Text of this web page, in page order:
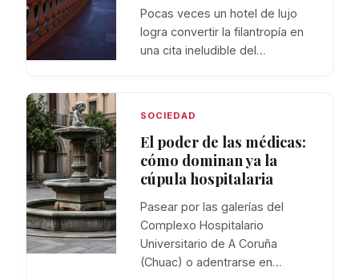
Pocas veces un hotel de lujo
logra convertir la filantropía en
una cita ineludible del…
SOCIEDAD
El poder de las médicas:
cómo dominan ya la
cúpula hospitalaria
Pasear por las galerías del
Complexo Hospitalario
Universitario de A Coruña
(Chuac) o adentrarse en…